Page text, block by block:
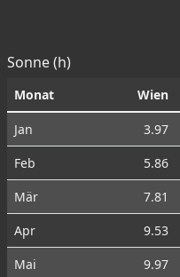
Sonne (h)
Monat Wien
Jan 3.97
Feb
5.86
Mär
7.81
Apr
9.53
Mai
9.97